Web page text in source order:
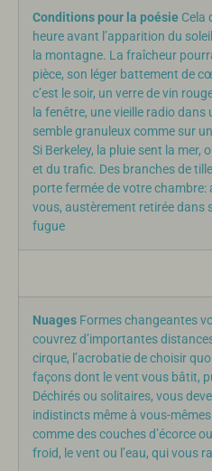
Conditions pour la poésie Cela
heure avant l’apparition du
la montagne. La fraîcheur
pièce, son léger battement de
c’est le soir, un verre de vin
la fenêtre, une vieille radio dans
semble granuleux comme sur
Si Berkeley, la pluie sent la mer,
et du trafic. Des branches de
porte fermée de votre chambre:
vous, austèrement retirée dans
fugue
Nuages Formes changeantes
couvrez d’importantes
cirque, l’acrobatie de choisir
façons dont le vent vous bâtit,
Déchirés ou solitaires, vous
indistincts même à vous-
comme des couches d’écorce
froid, le vent ou l’eau, qui vous